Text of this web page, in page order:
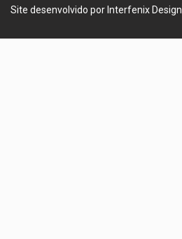
Site desenvolvido por Interfenix Design